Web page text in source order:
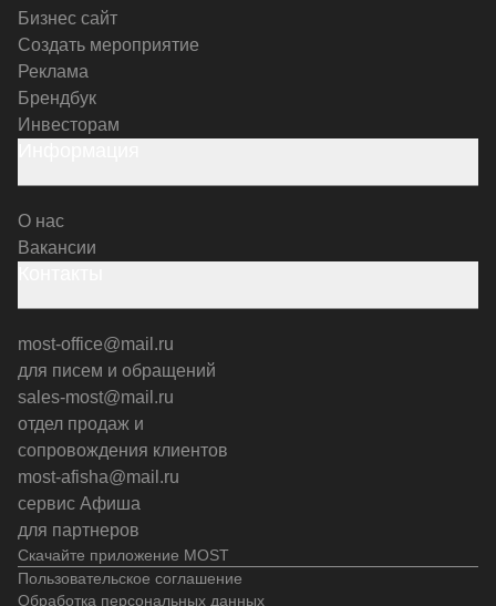
Скачайте приложение MOST
Бизнес сайт
Создать мероприятие
Реклама
Брендбук
Инвесторам
О нас
Вакансии
most-office@mail.ru
для писем и обращений
sales-most@mail.ru
отдел продаж и
сопровождения клиентов
most-afisha@mail.ru
сервис Афиша
для партнеров
Пользовательское соглашение
Обработка персональных данных